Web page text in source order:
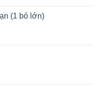
(1 bó lớn)